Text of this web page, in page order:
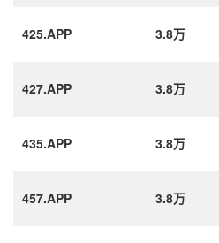
425.APP 3.8万
427.APP 3.8万
435.APP 3.8万
457.APP 3.8万